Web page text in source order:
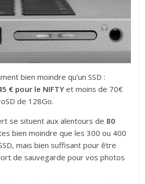
bien moindre qu’un SSD :
€ pour le NIFTY et moins de 70€
de 128Go.
se situent aux alentours de 80
bien moindre que les 300 ou 400
mais bien suffisant pour être
de sauvegarde pour vos photos